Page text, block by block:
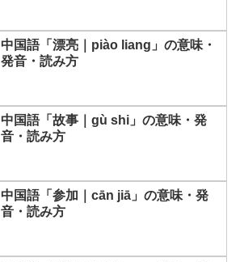
中国語「漂亮｜piào liang」の意味・
発音・読み方
中国語「故事｜gù shi」の意味・発
音・読み方
中国語「参加｜cān jiā」の意味・発
音・読み方